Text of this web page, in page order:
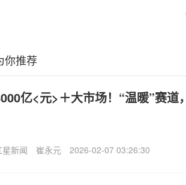
你推荐
亿<元>＋大市场！“温暖”赛
星新闻 崔永元 2026-02-07 03:26:30